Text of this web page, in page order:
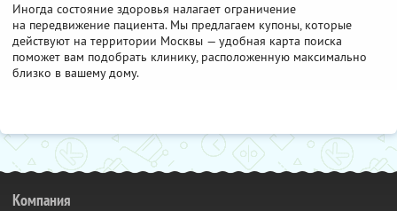
Иногда состояние здоровья налагает ограничение
на передвижение пациента. Мы предлагаем купоны, которые
действуют на территории Москвы — удобная карта поиска
поможет вам подобрать клинику, расположенную максимально
близко в вашему дому.
Компания